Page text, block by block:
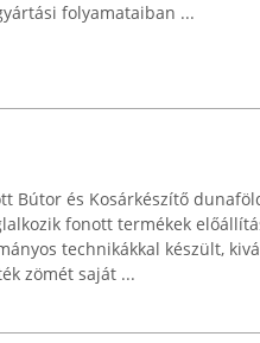
folyamataiban ...
Bútor és Kosárkészítő
fonott termékek
technikákkal készült,
zömét saját ...